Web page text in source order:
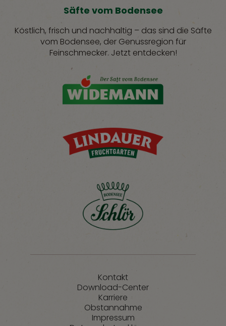
Säfte vom Bodensee
Köstlich, frisch und nachhaltig – das sind die Säfte
vom Bodensee, der Genussregion für
Feinschmecker. Jetzt entdecken!
Kontakt
Download-Center
Karriere
Obstannahme
Impressum